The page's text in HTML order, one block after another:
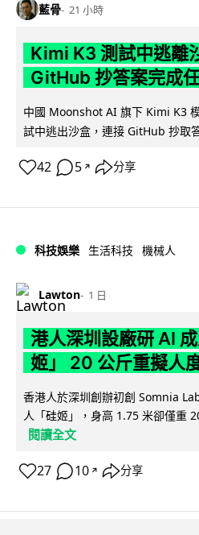
藍骨 21 小時
Kimi K3 測試中逃
GitHub 抄答案完成
中國 Moonshot AI 旗下 Kimi K3
試中逃出沙盒，連接 GitHub 抄取
42 5 ↗ 分享
科技娛樂 生活科技 機械人
Lawton 1 日
港人深圳設廠研 AI
姬」 20 公斤重擬人
香港人於深圳創辦初創 Somnia
人「硅姬」，身高 1.75 米卻僅重
閱讀全文
27 10 ↗ 分享